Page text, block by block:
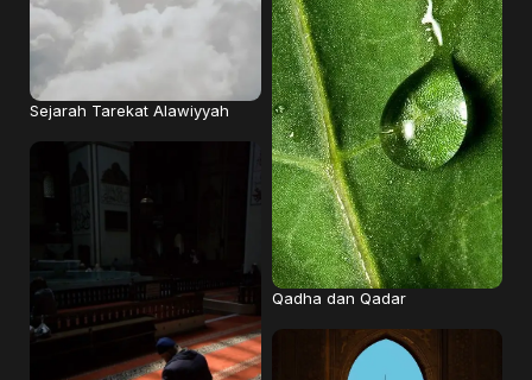
Sejarah Tarekat Alawiyyah
Qadha dan Qadar